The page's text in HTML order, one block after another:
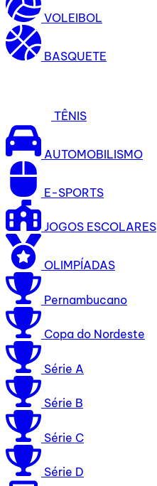
VOLEIBOL
BASQUETE
TÊNIS
AUTOMOBILISMO
E-SPORTS
JOGOS ESCOLARES
OLIMPÍADAS
Pernambucano
Copa do Nordeste
Série A
Série B
Série C
Série D